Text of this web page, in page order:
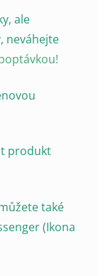
ale
neváhejte
produkt
také
(Ikona